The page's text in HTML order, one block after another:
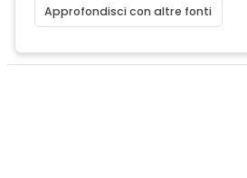
Approfondisci con altre fonti